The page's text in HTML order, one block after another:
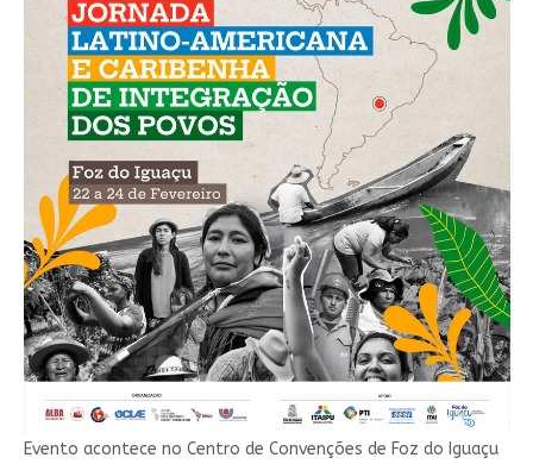
Evento acontece no Centro de Convenções de Foz do Iguaçu